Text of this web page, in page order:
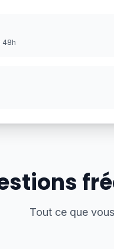
48h
Tout ce que